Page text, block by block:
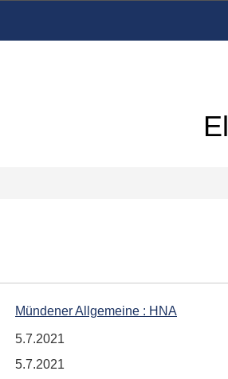
Mündener Allgemeine : HNA
5.7.2021
5.7.2021